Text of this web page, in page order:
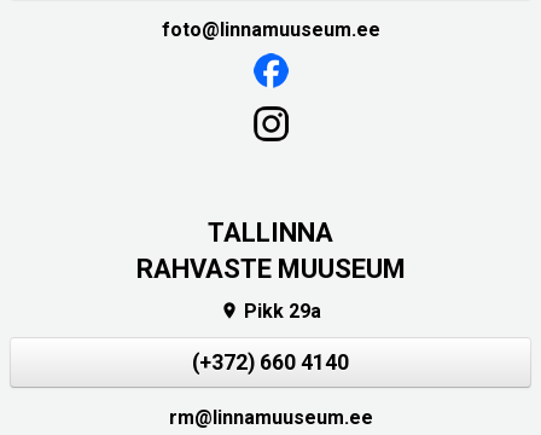
foto@linnamuuseum.ee
TALLINNA
RAHVASTE MUUSEUM
 Pikk 29a
(+372) 660 4140
rm@linnamuuseum.ee